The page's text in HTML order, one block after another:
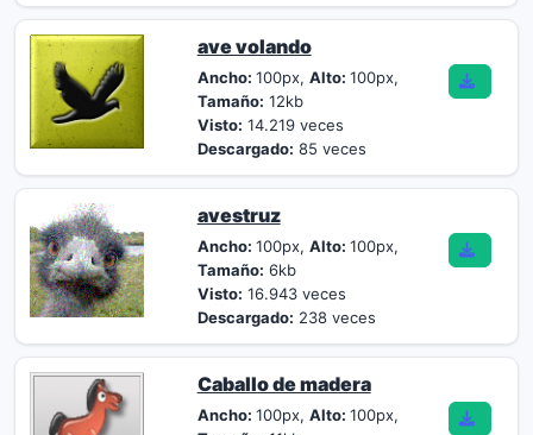
ave volando
Ancho: 100px, Alto: 100px,
Tamaño: 12kb
Visto: 14.219 veces
Descargado: 85 veces
avestruz
Ancho: 100px, Alto: 100px,
Tamaño: 6kb
Visto: 16.943 veces
Descargado: 238 veces
Caballo de madera
Ancho: 100px, Alto: 100px,